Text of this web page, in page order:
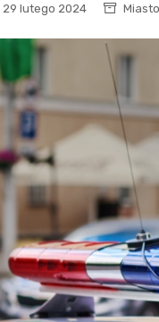
29 lutego 2024 Miasto